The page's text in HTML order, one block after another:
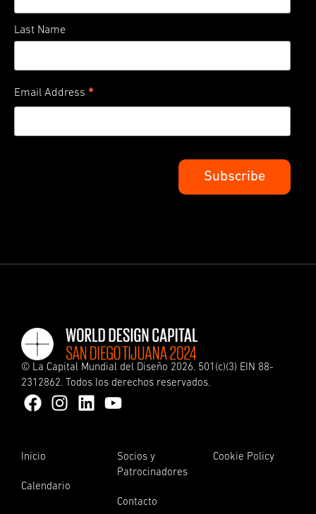
Last Name
Email Address *
© La Capital Mundial del Diseño 2026. 501(c)(3) EIN 88-
2312862. Todos los derechos reservados.
Inicio
Calendario
Socios y
Patrocinadores
Contacto
Cookie Policy